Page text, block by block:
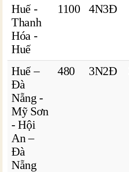
Huế -
Thanh
Hóa -
Huế
1100 4N3Đ
Huế –
Đà
Nẵng -
Mỹ Sơn
- Hội
An –
Đà
Nẵng
480 3N2Đ